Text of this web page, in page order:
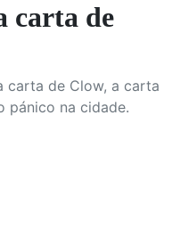
carta de
carta de Clow, a carta
pánico na cidade.